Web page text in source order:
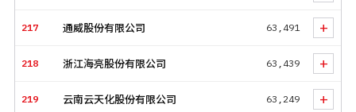
217 通威股份有限公司 63,491 +
218 浙江海亮股份有限公司 63,439 +
219 云南云天化股份有限公司 63,249 +